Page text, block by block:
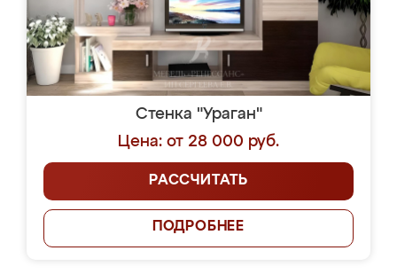
Стенка "Ураган"
Цена: от 28 000 руб.
РАССЧИТАТЬ
ПОДРОБНЕЕ